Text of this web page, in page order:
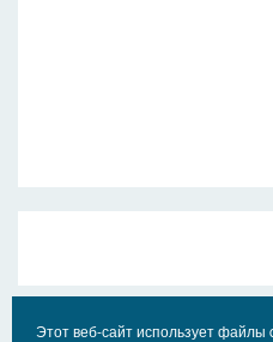
Этот веб-сайт использует файлы